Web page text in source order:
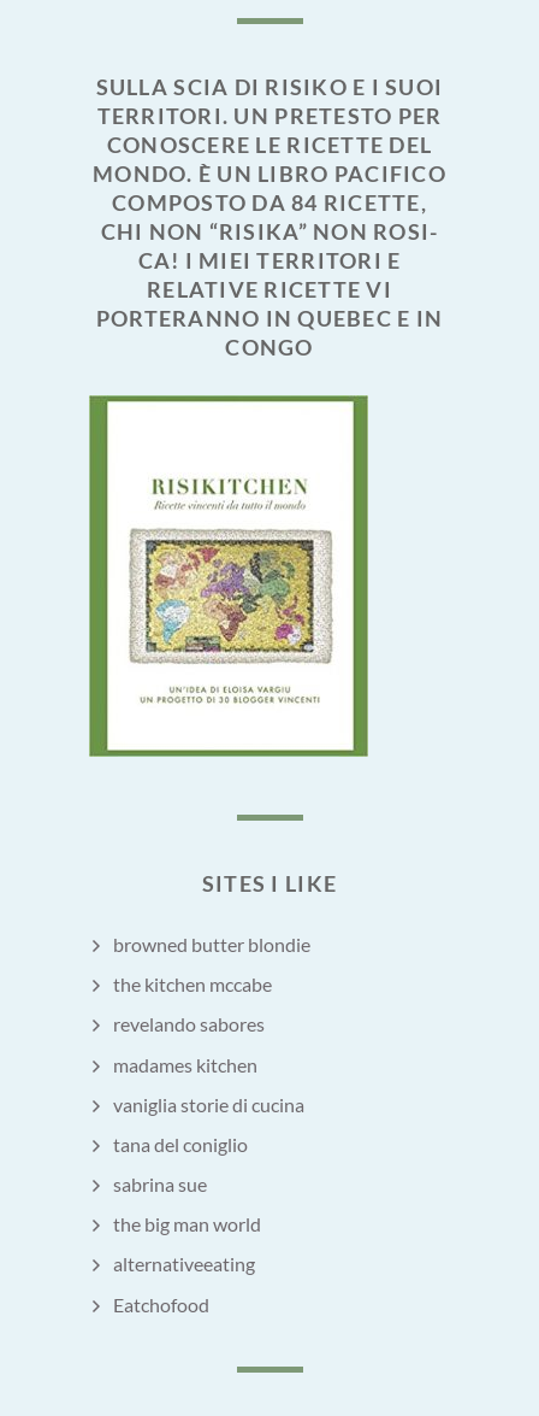
SULLA SCIA DI RISIKO E I SUOI
TERRITORI. UN PRETESTO PER
CONOSCERE LE RICETTE DEL
MONDO. È UN LIBRO PACIFICO
COMPOSTO DA 84 RICETTE,
CHI NON “RISIKA” NON ROSI-
CA! I MIEI TERRITORI E
RELATIVE RICETTE VI
PORTERANNO IN QUEBEC E IN
CONGO
SITES I LIKE
browned butter blondie
the kitchen mccabe
revelando sabores
madames kitchen
vaniglia storie di cucina
tana del coniglio
sabrina sue
the big man world
alternativeeating
Eatchofood